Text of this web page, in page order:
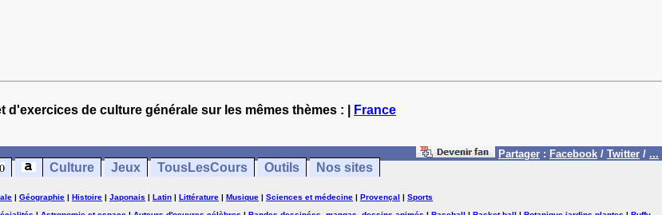
d'exercices de culture générale sur les mêmes thèmes : |
France
Partager : Facebook / Twitter / ...
Culture Jeux TousLesCours Outils Nos sites
| Géographie | Histoire | Japonais | Latin | Littérature | Musique | Sciences et médecine | Provençal | Sports